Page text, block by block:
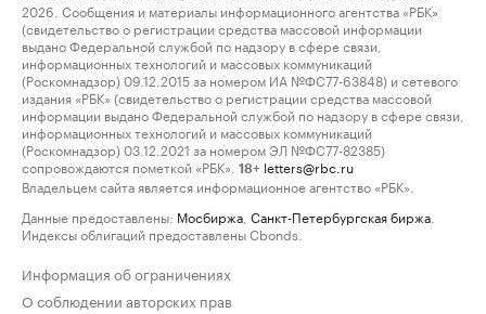
2026. Сообщения и материалы информационного агентства «РБК»
(свидетельство о регистрации средства массовой информации
выдано Федеральной службой по надзору в сфере связи,
информационных технологий и массовых коммуникаций
(Роскомнадзор) 09.12.2015 за номером ИА №ФС77-63848) и сетевого
издания «РБК» (свидетельство о регистрации средства массовой
информации выдано Федеральной службой по надзору в сфере связи,
информационных технологий и массовых коммуникаций
(Роскомнадзор) 03.12.2021 за номером ЭЛ №ФС77-82385)
сопровождаются пометкой «РБК».
18+ letters@rbc.ru
Владельцем сайта является информационное агентство «РБК».
Данные предоставлены: Мосбиржа Санкт-Петербургская биржа
Индексы облигаций предоставлены Cbonds.
Информация об ограничениях
О соблюдении авторских прав